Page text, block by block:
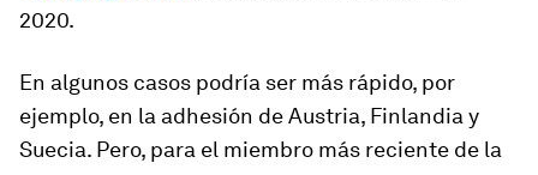
2020.
En algunos casos podría ser más rápido, por
ejemplo, en la adhesión de Austria, Finlandia y
Suecia. Pero, para el miembro más reciente de la